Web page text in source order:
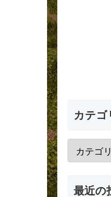
カテゴ
最近の